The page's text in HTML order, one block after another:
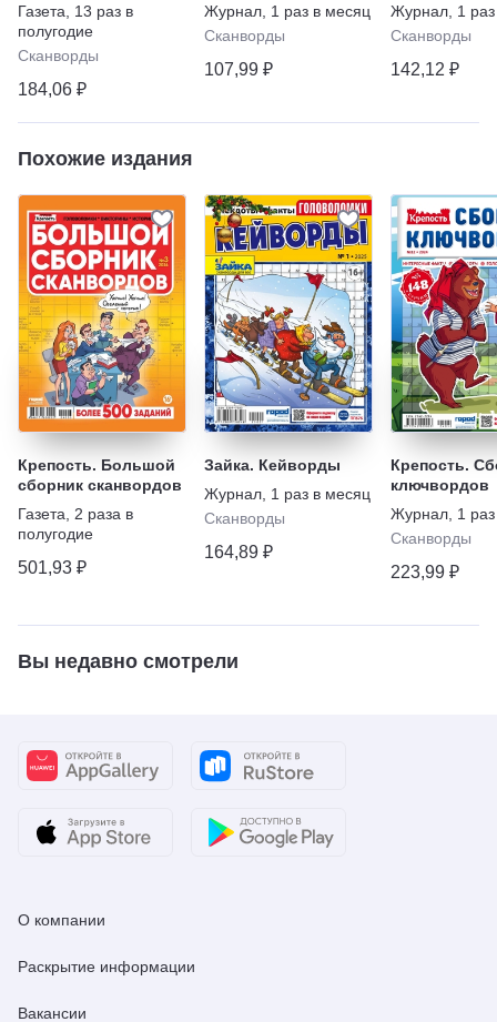
Газета
13 раз в
полугодие
Сканворды
184,06 ₽
Журнал 1 раз в месяц
Сканворды
107,99 ₽
Журнал 1
Сканворды
142,12 ₽
Похожие издания
Крепость. Большой
сборник сканвордов
Газета
2 раза в
полугодие
501,93 ₽
Зайка. Кейворды
Журнал 1 раз в месяц
Сканворды
164,89 ₽
Крепость.
ключвордов
Журнал 1
Сканворды
223,99 ₽
Вы недавно смотрели
О компании
Раскрытие информации
Вакансии